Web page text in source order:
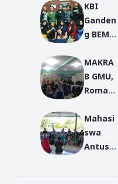
Jadi
Trandin
g Dunia
KBI
Ganden
g BEM
IKIP
PGRI
Pontian
Gelar
Bedah
Buku
MAKRA
B GMU,
Romawi
Bermim
pilah
Mahasi
swa
Antusia
Diskusi